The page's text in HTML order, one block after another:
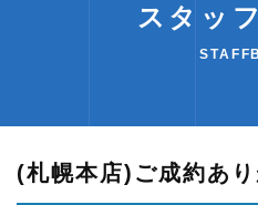
スタッ
(札幌本店)ご成約あ